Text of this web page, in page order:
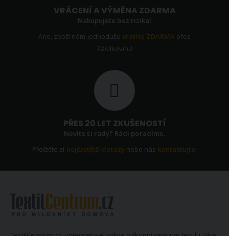
VRÁCENÍ A VÝMĚNA ZDARMA
Nakupujete bez rizika!
Ano, zboží nám jednoduševrátíte ZDARMA přes
Zásilkovnu!
PŘES 20 LET ZKUŠENOSTÍ
Nevíte si rady? Rádi poradíme.
Přečtěte si nejčastější dotazy nebo nás kontaktujte!